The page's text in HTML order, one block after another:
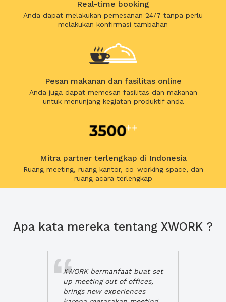
Real-time booking
Anda dapat melakukan pemesanan 24/7 tanpa perlu
melakukan konfirmasi tambahan
Pesan makanan dan fasilitas online
Anda juga dapat memesan fasilitas dan makanan
untuk menunjang kegiatan produktif anda
Mitra partner terlengkap di Indonesia
Ruang meeting, ruang kantor, co-working space, dan
ruang acara terlengkap
Apa kata mereka tentang XWORK ?
XWORK bermanfaat buat set
up meeting out of offices,
brings new experiences